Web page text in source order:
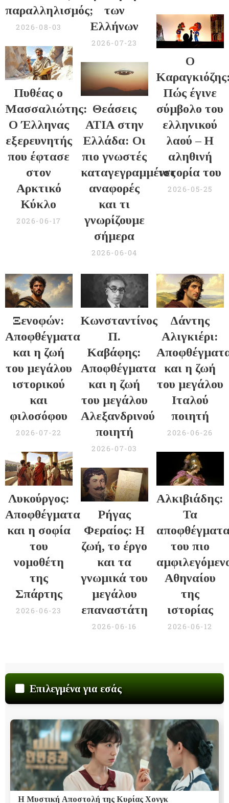
παραλληλισμός;
2026-08-03
των
Ελλήνων
2026-07-23
Πυθέας ο
Μασσαλιώτης:
Ο Έλληνας
εξερευνητής
που έφτασε
στον
Αρκτικό
Κύκλο
2026-06-17
Θεάσεις
ΑΤΙΑ στην
Ελλάδα: Οι
πιο γνωστές
καταγεγραμμένες
αναφορές
και τι
γνωρίζουμε
σήμερα
2026-06-04
Ο
Πώς έγινε
σύμβολο του
ελληνικού
λαού – Η
αληθινή
ιστορία του
2026-05-25
Ξενοφών:
Αποφθέγματα
και η ζωή
του μεγάλου
ιστορικού
και
φιλοσόφου
2026-07-22
Κωνσταντίνος
Π.
Καβάφης:
Αποφθέγματα
και η ζωή
του μεγάλου
Αλεξανδρινού
ποιητή
2026-07-03
Δάντης
Αλιγκιέρι:
και η ζωή
του μεγάλου
Ιταλού
ποιητή
2026-06-26
Λυκούργος:
Αποφθέγματα
και η σοφία
του
νομοθέτη
της
Σπάρτης
2026-06-23
Ρήγας
Φεραίος: Η
ζωή, το έργο
και τα
γνωμικά του
μεγάλου
επαναστάτη
2026-06-16
Αλκιβιάδης:
Τα
του πιο
Αθηναίου
της
ιστορίας
2026-06-12
Επιλεγμένα για εσάς
Η Μυστική Αποστολή της Κυρίας Χονγκ